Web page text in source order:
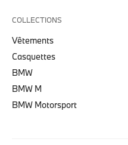
COLLECTIONS
Vêtements
Casquettes
BMW
BMW M
BMW Motorsport